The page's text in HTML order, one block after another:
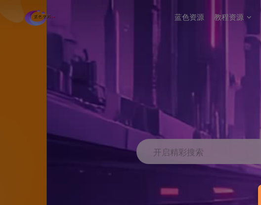
蓝色资源 教程资源
开启精彩搜索